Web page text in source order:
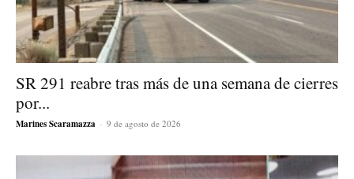
SR 291 reabre tras más de una semana de cierres
por...
Marines Scaramazza - 9 de agosto de 2026